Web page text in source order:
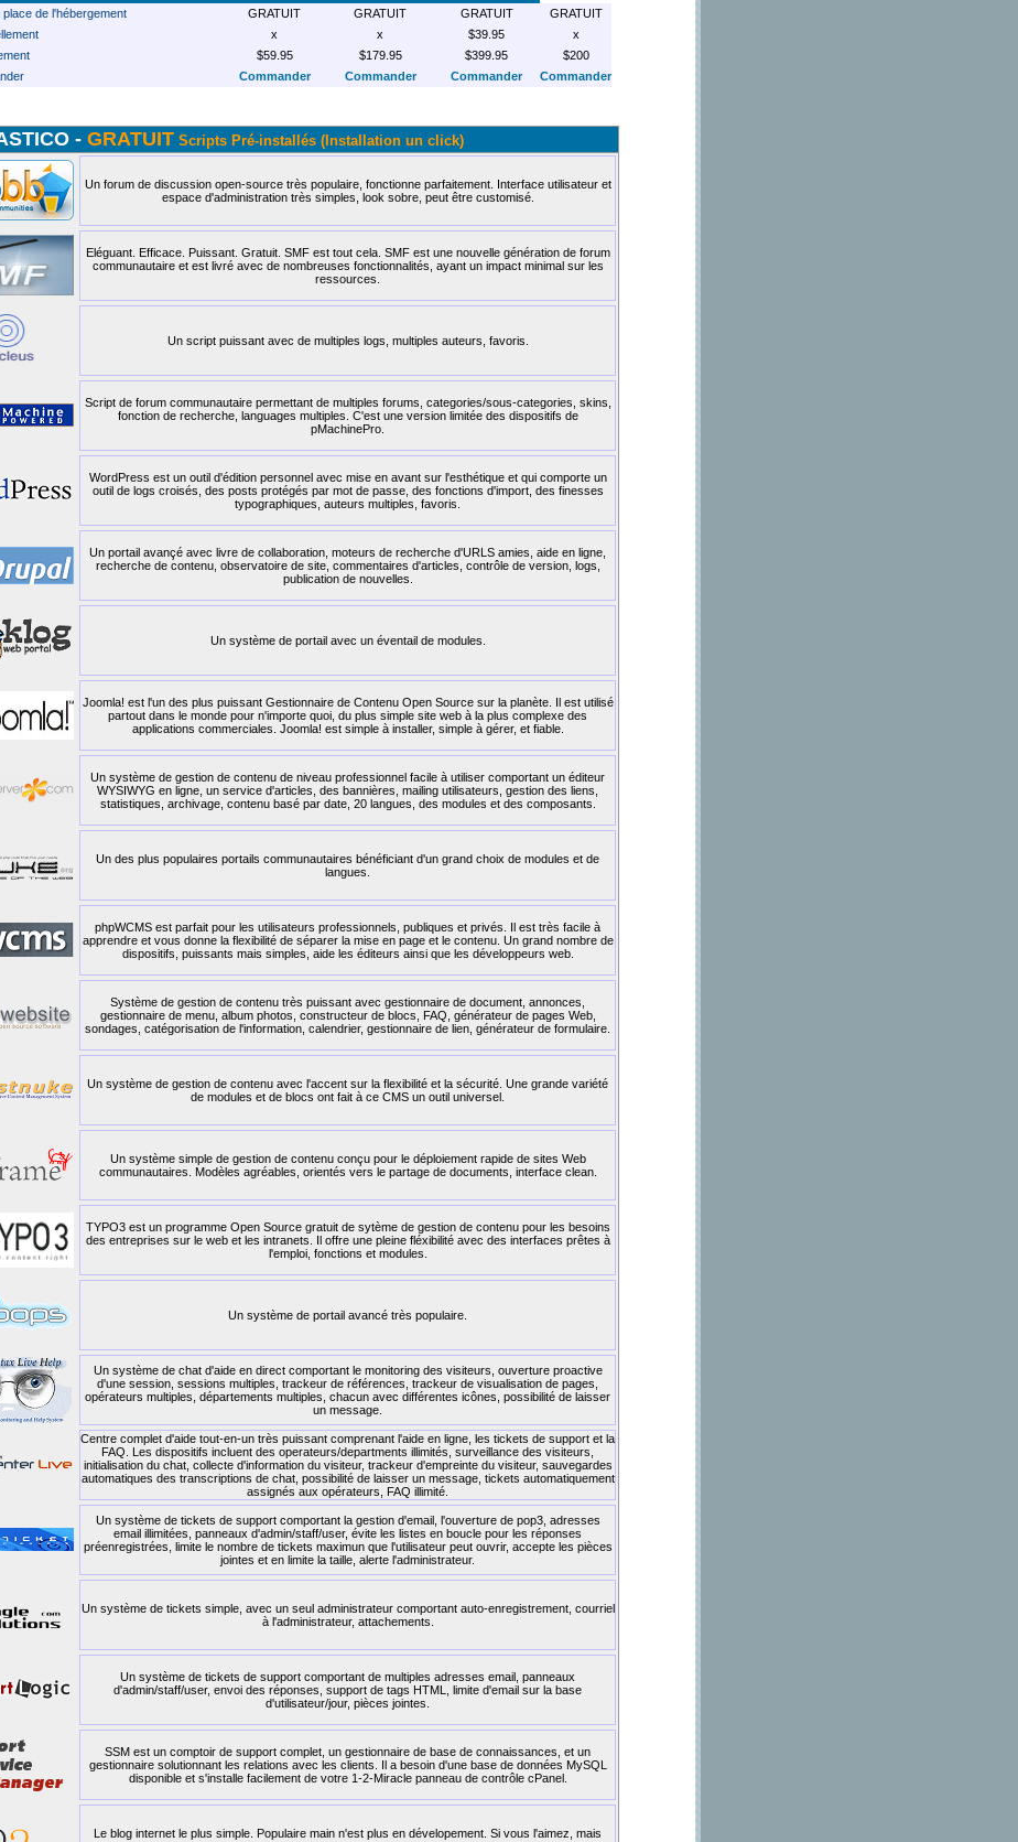
place de l'hébergement
GRATUIT GRATUIT GRATUIT
GRATUIT
x x $39.95
x
$59.95 $179.95 $399.95
$200
Commander Commander Commander Commander
- GRATUIT Scripts Pré-installés (Installation un click)
Un forum de discussion open-source très populaire, fonctionne parfaitement. Interface utilisateur et
espace d'administration très simples, look sobre, peut être customisé.
Eléguant. Efficace. Puissant. Gratuit. SMF est tout cela. SMF est une nouvelle génération de forum
communautaire et est livré avec de nombreuses fonctionnalités, ayant un impact minimal sur les
ressources.
Un script puissant avec de multiples logs, multiples auteurs, favoris.
Script de forum communautaire permettant de multiples forums, categories/sous-categories, skins,
fonction de recherche, languages multiples. C'est une version limitée des dispositifs de
pMachinePro.
WordPress est un outil d'édition personnel avec mise en avant sur l'esthétique et qui comporte un
outil de logs croisés, des posts protégés par mot de passe, des fonctions d'import, des finesses
typographiques, auteurs multiples, favoris.
Un portail avançé avec livre de collaboration, moteurs de recherche d'URLS amies, aide en ligne,
recherche de contenu, observatoire de site, commentaires d'articles, contrôle de version, logs,
publication de nouvelles.
Un système de portail avec un éventail de modules.
Joomla! est l'un des plus puissant Gestionnaire de Contenu Open Source sur la planète. Il est utilisé
partout dans le monde pour n'importe quoi, du plus simple site web à la plus complexe des
applications commerciales. Joomla! est simple à installer, simple à gérer, et fiable.
Un système de gestion de contenu de niveau professionnel facile à utiliser comportant un éditeur
WYSIWYG en ligne, un service d'articles, des bannières, mailing utilisateurs, gestion des liens,
statistiques, archivage, contenu basé par date, 20 langues, des modules et des composants.
Un des plus populaires portails communautaires bénéficiant d'un grand choix de modules et de
langues.
phpWCMS est parfait pour les utilisateurs professionnels, publiques et privés. Il est très facile à
apprendre et vous donne la flexibilité de séparer la mise en page et le contenu. Un grand nombre de
dispositifs, puissants mais simples, aide les éditeurs ainsi que les développeurs web.
Système de gestion de contenu très puissant avec gestionnaire de document, annonces,
gestionnaire de menu, album photos, constructeur de blocs, FAQ, générateur de pages Web,
sondages, catégorisation de l'information, calendrier, gestionnaire de lien, générateur de formulaire.
Un système de gestion de contenu avec l'accent sur la flexibilité et la sécurité. Une grande variété
de modules et de blocs ont fait à ce CMS un outil universel.
Un système simple de gestion de contenu conçu pour le déploiement rapide de sites Web
communautaires. Modèles agréables, orientés vers le partage de documents, interface clean.
TYPO3 est un programme Open Source gratuit de sytème de gestion de contenu pour les besoins
des entreprises sur le web et les intranets. Il offre une pleine fléxibilité avec des interfaces prêtes à
l'emploi, fonctions et modules.
Un système de portail avancé très populaire.
Un système de chat d'aide en direct comportant le monitoring des visiteurs, ouverture proactive
d'une session, sessions multiples, trackeur de références, trackeur de visualisation de pages,
opérateurs multiples, départements multiples, chacun avec différentes icônes, possibilité de laisser
un message.
Centre complet d'aide tout-en-un très puissant comprenant l'aide en ligne, les tickets de support et la
FAQ. Les dispositifs incluent des operateurs/departments illimités, surveillance des visiteurs,
initialisation du chat, collecte d'information du visiteur, trackeur d'empreinte du visiteur, sauvegardes
automatiques des transcriptions de chat, possibilité de laisser un message, tickets automatiquement
assignés aux opérateurs, FAQ illimité.
Un système de tickets de support comportant la gestion d'email, l'ouverture de pop3, adresses
email illimitées, panneaux d'admin/staff/user, évite les listes en boucle pour les réponses
préenregistrées, limite le nombre de tickets maximun que l'utilisateur peut ouvrir, accepte les pièces
jointes et en limite la taille, alerte l'administrateur.
Un système de tickets simple, avec un seul administrateur comportant auto-enregistrement, courriel
à l'administrateur, attachements.
Un système de tickets de support comportant de multiples adresses email, panneaux
d'admin/staff/user, envoi des réponses, support de tags HTML, limite d'email sur la base
d'utilisateur/jour, pièces jointes.
SSM est un comptoir de support complet, un gestionnaire de base de connaissances, et un
gestionnaire solutionnant les relations avec les clients. Il a besoin d'une base de données MySQL
disponible et s'installe facilement de votre 1-2-Miracle panneau de contrôle cPanel.
Le blog internet le plus simple. Populaire main n'est plus en dévelopement. Si vous l'aimez, mais